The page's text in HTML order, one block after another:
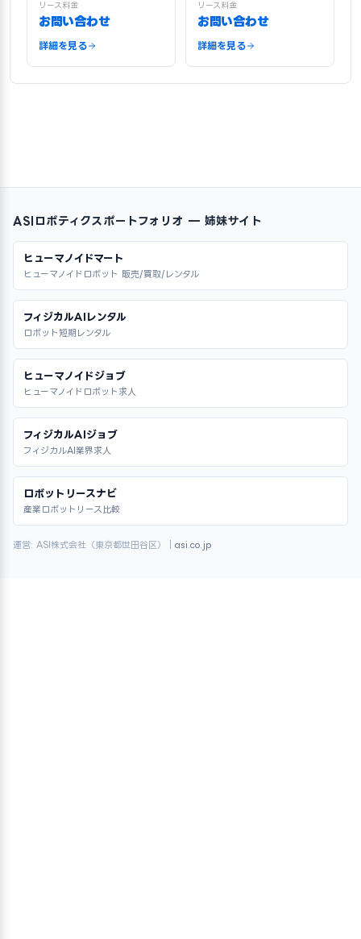
リース料金
お問い合わせ
詳細を見る
リース料金
お問い合わせ
詳細を見る
ASIロボティクスポートフォリオ — 姉妹サイト
ヒューマノイドマート
ヒューマノイドロボット 販売/買取/レンタル
フィジカルAIレンタル
ロボット短期レンタル
ヒューマノイドジョブ
ヒューマノイドロボット求人
フィジカルAIジョブ
フィジカルAI業界求人
ロボットリースナビ
産業ロボットリース比較
運営: ASI株式会社（東京都世田谷区）｜ asi.co.jp